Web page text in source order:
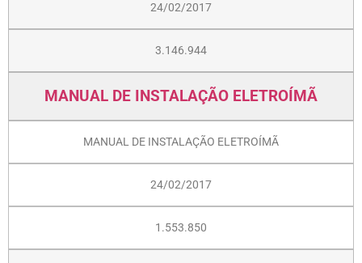
24/02/2017
3.146.944
MANUAL DE INSTALAÇÃO ELETROÍMÃ
MANUAL DE INSTALAÇÃO ELETROÍMÃ
24/02/2017
1.553.850